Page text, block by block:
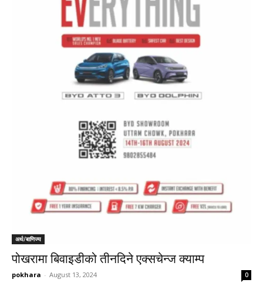
अर्थ/बाणिज्य
पोखरामा बिवाइडीको तीनदिने एक्सचेन्ज क्याम्प
pokhara - August 13, 2024 0